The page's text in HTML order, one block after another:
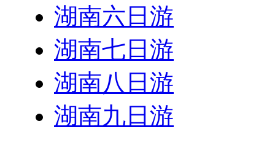
湖南六日游
湖南七日游
湖南八日游
湖南九日游